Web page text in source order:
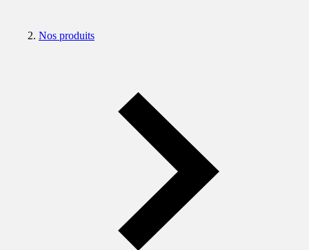
Nos produits